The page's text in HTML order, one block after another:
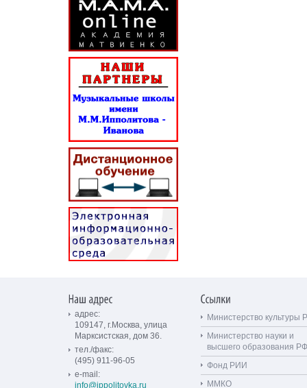
адрес:
109147, г.Москва, улица
Марксистская, дом 36.
тел./факс:
(495) 911-96-05
e-mail:
info@ippolitovka.ru
Министерство культуры
Министерство науки и
высшего образования РФ
Фонд РИИ
ММКО